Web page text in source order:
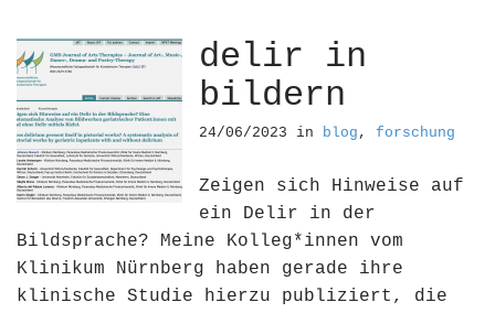
delir in
bildern
24/06/2023 in blog , forschung
Zeigen sich Hinweise auf
ein Delir in der
Bildsprache? Meine Kolleg*innen vom
Klinikum Nürnberg haben gerade ihre
klinische Studie hierzu publiziert, die